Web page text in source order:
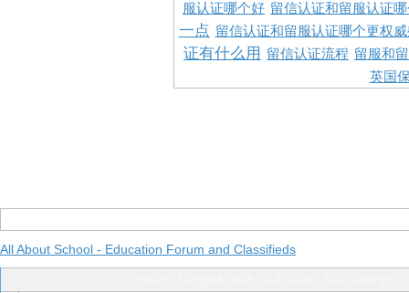
服认证哪个好 留信认证和留服认证
一点 留信认证和留服认证哪个更权
证有什么用 留信认证流程 留服和
英国
All About School - Education Forum and Classifieds